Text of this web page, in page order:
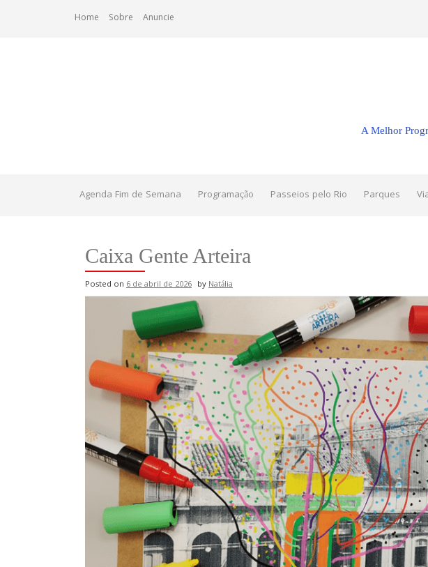
Home Sobre Anuncie
A Melhor
Agenda Fim de Semana Programação Passeios pelo Rio Parques
Caixa Gente Arteira
Posted on 6 de abril de 2026 byNatália